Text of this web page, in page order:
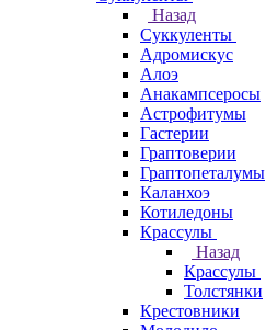
Назад
Суккуленты
Адромискус
Алоэ
Анакампсеросы
Астрофитумы
Гастерии
Граптоверии
Граптопеталумы
Каланхоэ
Котиледоны
Крассулы
Назад
Крассулы
Толстянки
Крестовники